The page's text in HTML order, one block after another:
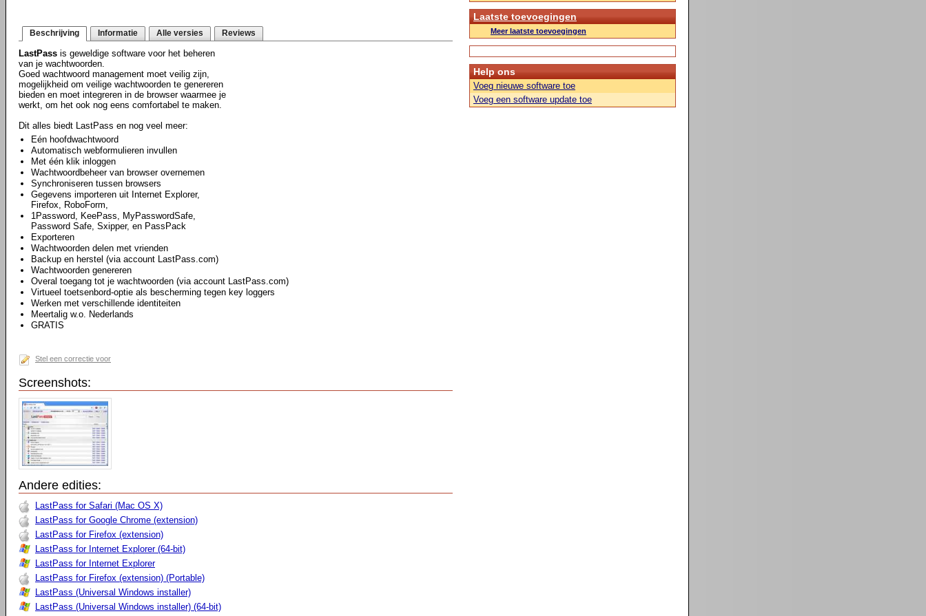
Beschrijving Informatie Alle versies Reviews
LastPass is geweldige software voor het beheren
van je wachtwoorden.
Goed wachtwoord management moet veilig zijn,
mogelijkheid om veilige wachtwoorden te genereren
bieden en moet integreren in de browser waarmee je
werkt, om het ook nog eens comfortabel te maken.
Dit alles biedt LastPass en nog veel meer:
Eén hoofdwachtwoord
Automatisch webformulieren invullen
Met één klik inloggen
Wachtwoordbeheer van browser overnemen
Synchroniseren tussen browsers
Gegevens importeren uit Internet Explorer,
Firefox, RoboForm,
1Password, KeePass, MyPasswordSafe,
Password Safe, Sxipper, en PassPack
Exporteren
Wachtwoorden delen met vrienden
Backup en herstel (via account LastPass.com)
Wachtwoorden genereren
Overal toegang tot je wachtwoorden (via account LastPass.com)
Virtueel toetsenbord-optie als bescherming tegen key loggers
Werken met verschillende identiteiten
Meertalig w.o. Nederlands
GRATIS
Stel een correctie voor
Screenshots:
Andere edities:
LastPass for Safari (Mac OS X)
LastPass for Google Chrome (extension)
LastPass for Firefox (extension)
LastPass for Internet Explorer (64-bit)
LastPass for Internet Explorer
LastPass for Firefox (extension) (Portable)
LastPass (Universal Windows installer)
LastPass (Universal Windows installer) (64-bit)
Laatste toevoegingen
Meer laatste toevoegingen
Help ons
Voeg nieuwe software toe
Voeg een software update toe